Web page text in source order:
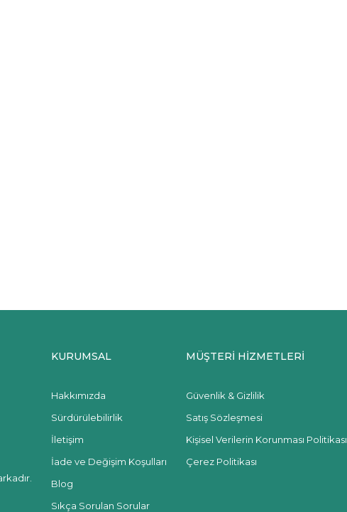
KURUMSAL
Hakkımızda
Sürdürülebilirlik
İletişim
İade ve Değişim Koşulları
Blog
Sıkça Sorulan Sorular
MÜŞTERİ HİZMETLERİ
Güvenlik & Gizlilik
Satış Sözleşmesi
Kişisel Verilerin Korunması Politikası
Çerez Politikası